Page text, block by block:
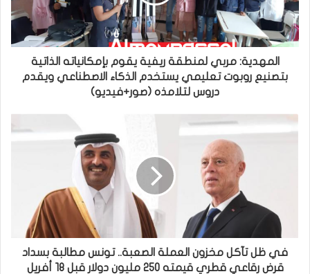
المهدية: مربي لمنطقة ريفية يقوم بإمكانياته الذاتية
بتصنيع روبوت تعليمي يستخدم الذكاء الاصطناعي ويقدم
دروس لتلامذه (صور+فيديو)
في ظل تآكل مخزون العملة الصعبة.. تونس مطالبة بسداد
قرض رقاعي قطري قيمته 250 مليون دولار قبل 18 أفريل